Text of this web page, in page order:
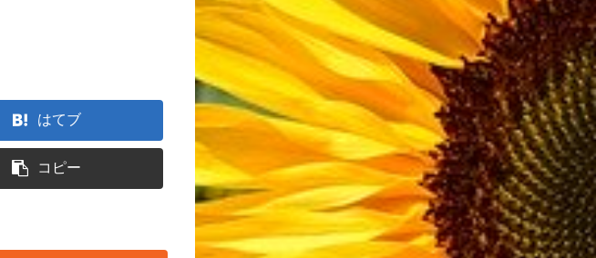
はてブ
コピー